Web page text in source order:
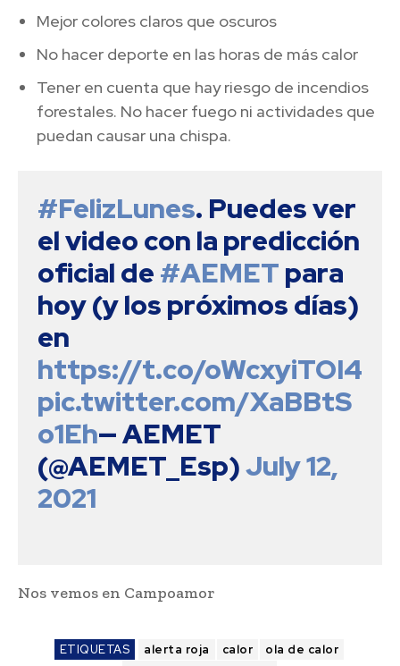
Mejor colores claros que oscuros
No hacer deporte en las horas de más calor
Tener en cuenta que hay riesgo de incendios
forestales. No hacer fuego ni actividades que
puedan causar una chispa.
#FelizLunes. Puedes ver
el video con la predicción
oficial de #AEMET para
hoy (y los próximos días)
https://t.co/oWcxyiTOI4
pic.twitter.com/XaBBtS
o1Eh— AEMET
(@AEMET_Esp) July 12,
2021
Nos vemos en Campoamor
ETIQUETAS alerta roja calor
ola de calor